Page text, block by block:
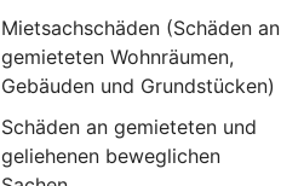
Mietsachschäden (Schäden an
gemieteten Wohnräumen,
Gebäuden und Grundstücken)
Schäden an gemieteten und
geliehenen beweglichen